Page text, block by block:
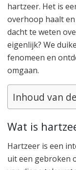
hartzeer. Het is
overhoop haalt
dacht te weten
eigenlijk? We
fenomeen en
omgaan.
Inhoud van
Wat is
Hartzeer is een
uit een gebroken